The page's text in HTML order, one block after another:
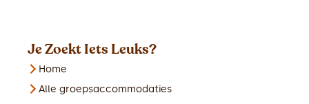
Je Zoekt Iets Leuks?
Home
Alle groepsaccommodaties